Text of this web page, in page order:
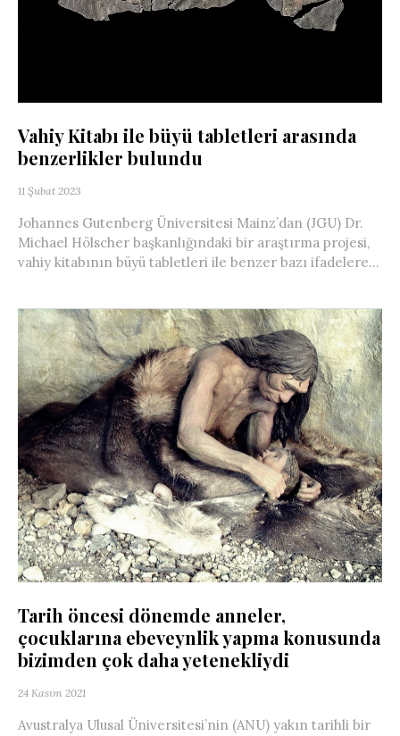
Vahiy Kitabı ile büyü tabletleri arasında
benzerlikler bulundu
11 Şubat 2023
Johannes Gutenberg Üniversitesi Mainz’dan (JGU) Dr.
Michael Hölscher başkanlığındaki bir araştırma projesi,
vahiy kitabının büyü tabletleri ile benzer bazı ifadelere...
Tarih öncesi dönemde anneler,
çocuklarına ebeveynlik yapma konusunda
bizimden çok daha yetenekliydi
24 Kasım 2021
Avustralya Ulusal Üniversitesi’nin (ANU) yakın tarihli bir